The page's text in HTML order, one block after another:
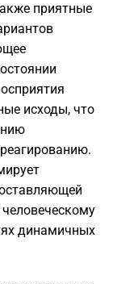
приятные
исходы, что
динамичных